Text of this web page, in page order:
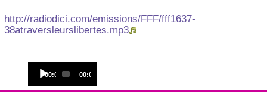
http://radiodici.com/emissions/FFF/fff1637-
38atraversleurslibertes.mp3
Player
Current
00:00
Total
00:00